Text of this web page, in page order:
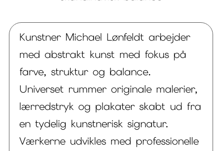
Kunstner Michael Lønfeldt arbejder
med abstrakt kunst med fokus på
farve, struktur og balance.
Universet rummer originale malerier,
lærredstryk og plakater skabt ud fra
en tydelig kunstnerisk signatur.
Værkerne udvikles med professionelle